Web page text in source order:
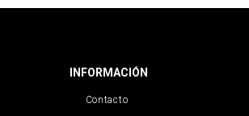
INFORMACIÓN
Contacto